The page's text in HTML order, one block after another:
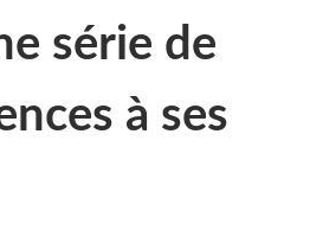
série de
à ses